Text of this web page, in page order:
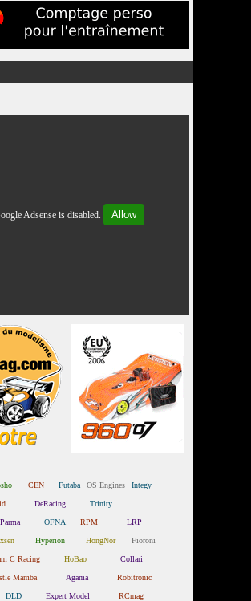
Adsense is disabled. Allow
CEN Futaba OS Engines Integy
DeRacing Trinity
Parma OFNA RPM LRP
Hyperion HongNor Fioroni
C Racing HoBao Collari
Mamba Agama Robitronic
DLD Expert Model RCmag